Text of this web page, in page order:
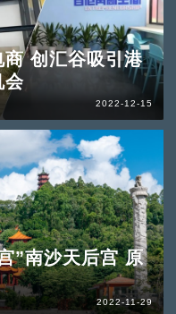
创汇谷吸引港
会
2022-12-15
”南沙天后宫 原
2022-11-29